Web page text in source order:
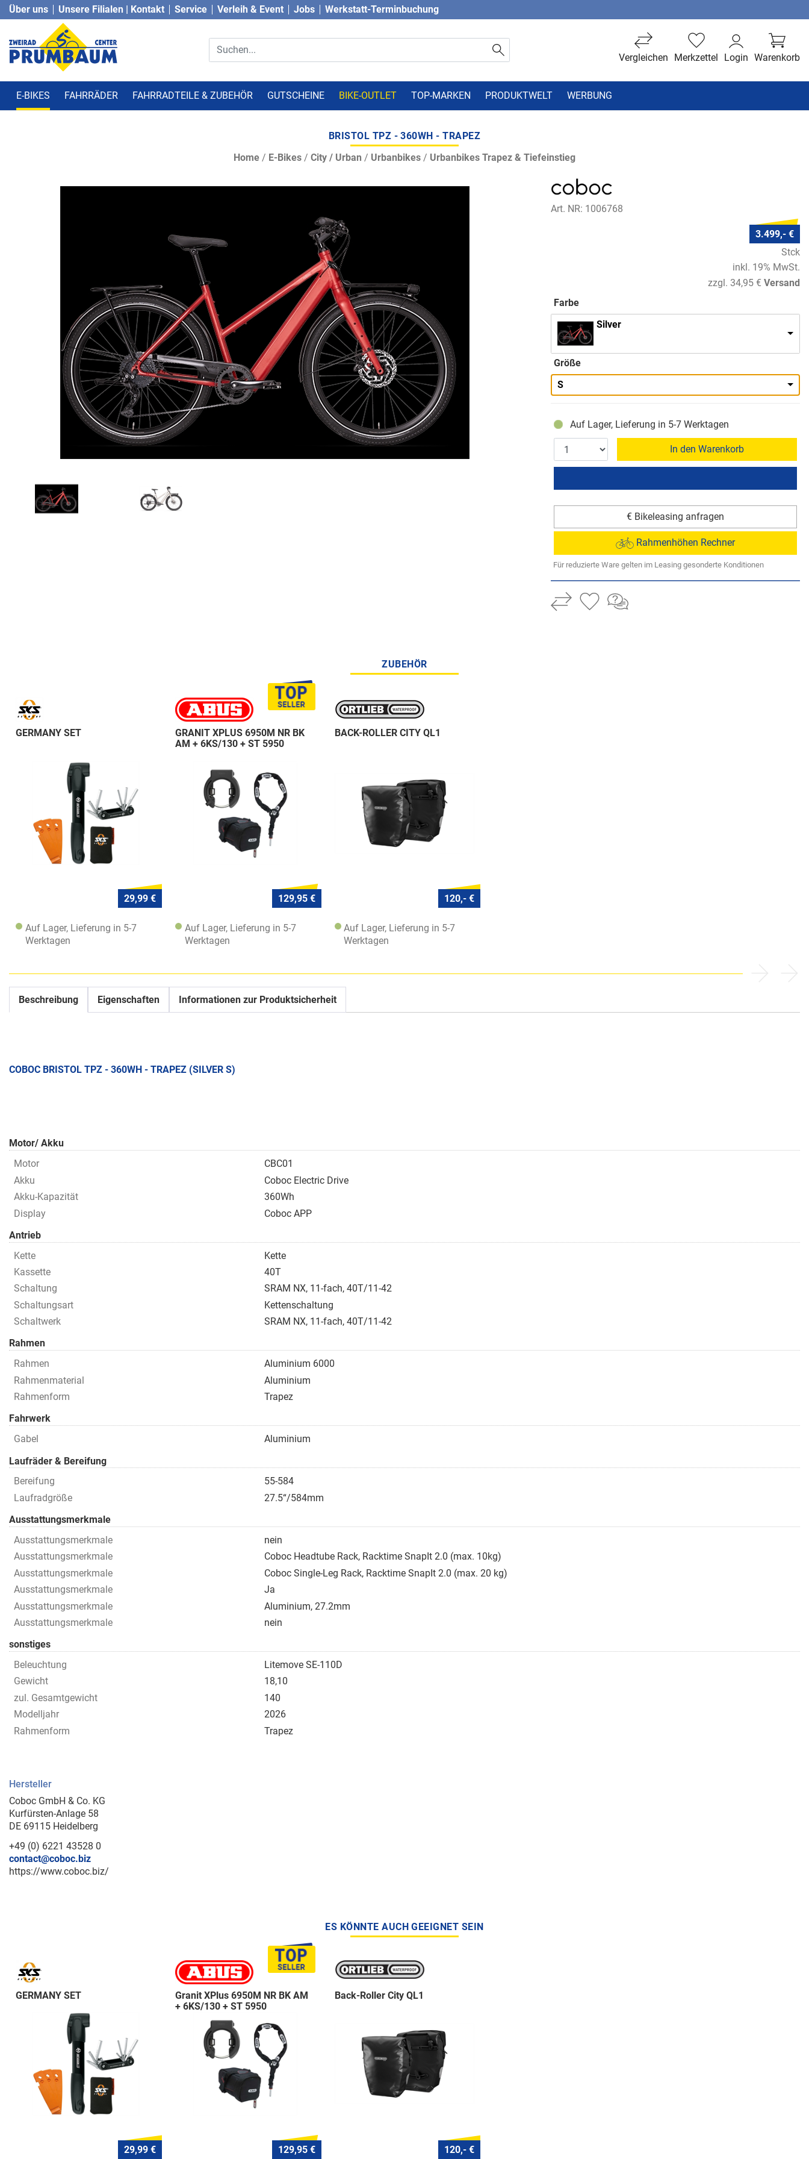
Über uns Unsere Filialen | Kontakt Service Verleih & Event Jobs Werkstatt-Terminbuchung
Warenkorb
Login
Merkzettel
Vergleichen
E-BIKES FAHRRÄDER FAHRRADTEILE & ZUBEHÖR GUTSCHEINE BIKE-OUTLET TOP-MARKEN PRODUKTWELT WERBUNG
BRISTOL TPZ - 360WH - TRAPEZ
Home / E-Bikes / City / Urban / Urbanbikes / Urbanbikes Trapez & Tiefeinstieg
Art. NR: 1006768
3.499,- €
Stck
inkl. 19% MwSt.
zzgl. 34,95 € Versand
Farbe
Silver
Größe
S
Auf Lager, Lieferung in 5-7 Werktagen
In den Warenkorb
€ Bikeleasing anfragen
Rahmenhöhen Rechner
Für reduzierte Ware gelten im Leasing gesonderte Konditionen
ZUBEHÖR
GERMANY SET
29,99 €
Auf Lager, Lieferung in 5-7
Werktagen
GRANIT XPLUS 6950M NR BK
AM + 6KS/130 + ST 5950
129,95 €
Auf Lager, Lieferung in 5-7
Werktagen
BACK-ROLLER CITY QL1
120,- €
Auf Lager, Lieferung in 5-7
Werktagen
Beschreibung Eigenschaften Informationen zur Produktsicherheit
COBOC BRISTOL TPZ - 360WH - TRAPEZ (SILVER S)
Motor/ Akku
Motor
CBC01
Akku
Coboc Electric Drive
Akku-Kapazität
360Wh
Display
Coboc APP
Antrieb
Kette
Kette
Kassette
40T
Schaltung
SRAM NX, 11-fach, 40T/11-42
Schaltungsart
Kettenschaltung
Schaltwerk
SRAM NX, 11-fach, 40T/11-42
Rahmen
Rahmen
Aluminium 6000
Rahmenmaterial
Aluminium
Rahmenform
Trapez
Fahrwerk
Gabel
Aluminium
Laufräder & Bereifung
Bereifung
55-584
Laufradgröße
27.5“/584mm
Ausstattungsmerkmale
Ausstattungsmerkmale
nein
Ausstattungsmerkmale
Coboc Headtube Rack, Racktime SnapIt 2.0 (max. 10kg)
Ausstattungsmerkmale
Coboc Single-Leg Rack, Racktime SnapIt 2.0 (max. 20 kg)
Ausstattungsmerkmale
Ja
Ausstattungsmerkmale
Aluminium, 27.2mm
Ausstattungsmerkmale
nein
sonstiges
Beleuchtung
Litemove SE-110D
Gewicht
18,10
zul. Gesamtgewicht
140
Modelljahr
2026
Rahmenform
Trapez
Hersteller
Coboc GmbH & Co. KG
Kurfürsten-Anlage 58
DE 69115 Heidelberg
+49 (0) 6221 43528 0
contact@coboc.biz
https://www.coboc.biz/
ES KÖNNTE AUCH GEEIGNET SEIN
GERMANY SET
29,99 €
Granit XPlus 6950M NR BK AM
+ 6KS/130 + ST 5950
129,95 €
Back-Roller City QL1
120,- €